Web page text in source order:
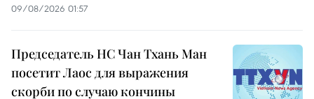
09/08/2026 01:57
Председатель НС Чан Тхань Ман
посетит Лаос для выражения
скорби по случаю кончины